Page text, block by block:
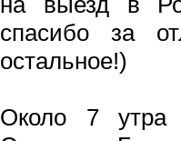
спасибо за
остальное!)
Около 7 утра